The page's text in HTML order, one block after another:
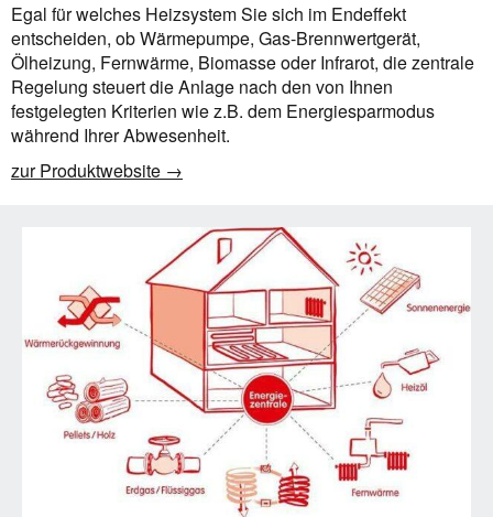
Egal für welches Heizsystem Sie sich im Endeffekt
entscheiden, ob Wärmepumpe, Gas-Brennwertgerät,
Ölheizung, Fernwärme, Biomasse oder Infrarot, die zentrale
Regelung steuert die Anlage nach den von Ihnen
festgelegten Kriterien wie z.B. dem Energiesparmodus
während Ihrer Abwesenheit.
zur Produktwebsite →